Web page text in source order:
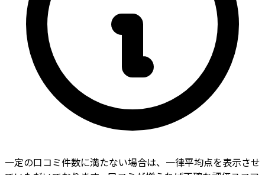
一定の口コミ件数に満たない場合は、一律平均点を表示させ